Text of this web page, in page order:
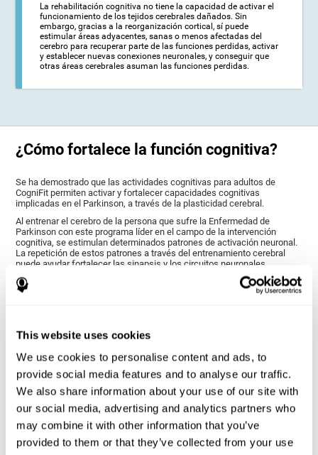
This website uses cookies
We use cookies to personalise content and ads, to
provide social media features and to analyse our traffic.
We also share information about your use of our site with
our social media, advertising and analytics partners who
may combine it with other information that you’ve
provided to them or that they’ve collected from your use
La rehabilitación cognitiva no tiene la capacidad de activar el
funcionamiento de los tejidos cerebrales dañados. Sin
embargo, gracias a la reorganización cortical, sí puede
estimular áreas adyacentes, sanas o menos afectadas del
cerebro para recuperar parte de las funciones perdidas, activar
y establecer nuevas conexiones neuronales, y conseguir que
otras áreas cerebrales asuman las funciones perdidas.
¿Cómo fortalece la función cognitiva?
Se ha demostrado que las actividades cognitivas para adultos de
CogniFit permiten activar y fortalecer capacidades cognitivas
implicadas en el Parkinson, a través de la plasticidad cerebral.
Al entrenar el cerebro de la persona que sufre la Enfermedad de
Parkinson con este programa líder en el campo de la intervención
cognitiva, se estimulan determinados patrones de activación neuronal.
La repetición de estos patrones a través del entrenamiento cerebral
puede ayudar fortalecer las sinapsis y los circuitos neuronales
establecidos, de modo que se mantengan las capacidades cognitivas
en mejor estado frente al deterioro.
trastornos o lesiones donde se ven afectadas las capacidades
de CogniFit está indicado para cualquier persona que esté sufriendo
esta enfermedad, muestre o no síntomas cognitivos.
1ª SEMANA 2ª SEMANA 3ª SEMANA